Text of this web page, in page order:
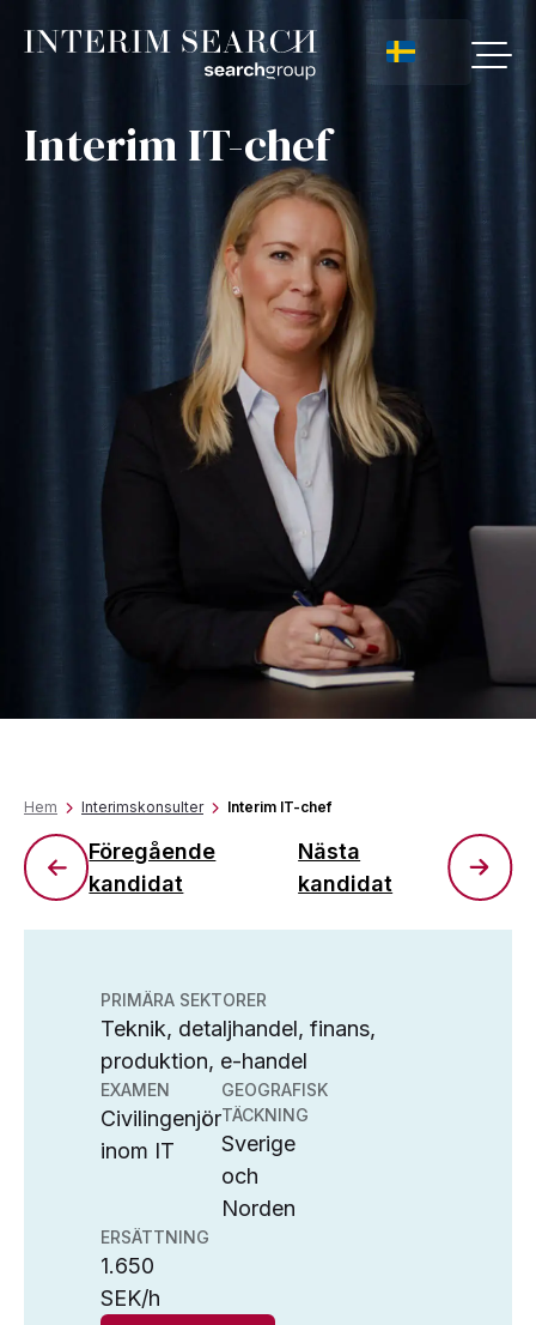
Interim IT-chef
Hem Interimskonsulter Interim IT-chef
Föregående
kandidat
Nästa
kandidat
PRIMÄRA SEKTORER
Teknik, detaljhandel, finans,
produktion, e-handel
EXAMEN
Civilingenjör
inom IT
GEOGRAFISK
TÄCKNING
Sverige
och
Norden
ERSÄTTNING
1.650
SEK/h